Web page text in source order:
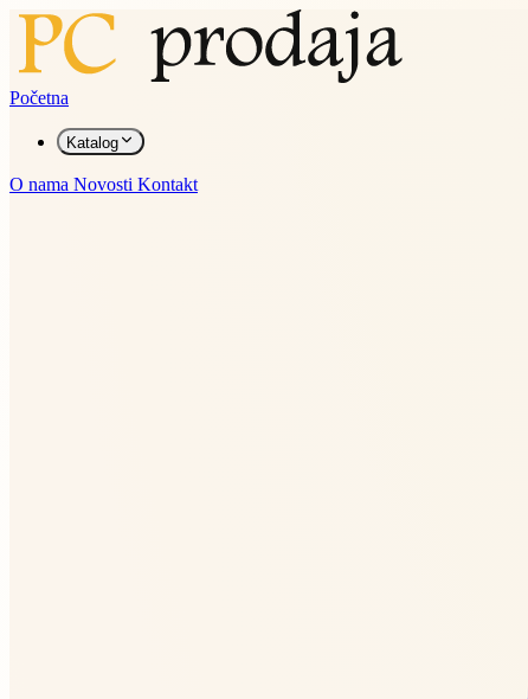
Početna
Katalog
O nama Novosti Kontakt